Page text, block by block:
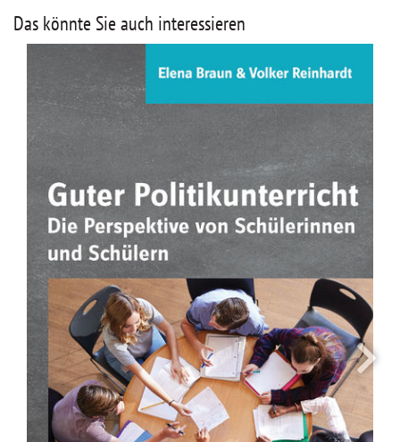
Das könnte Sie auch interessieren